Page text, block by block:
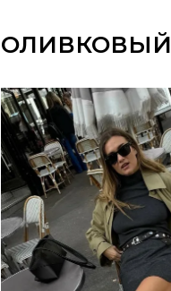
ОЛИВКОВЫЙ